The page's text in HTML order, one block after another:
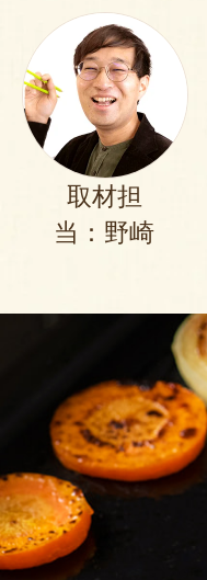
取材担
当：野崎